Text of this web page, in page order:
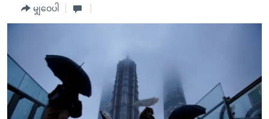
ပင်မ
ညွန်း
အစ္စရေး-ပါလက်စတိုင်း
အင်္ဂလိပ်စာလေ့လာမယ်
မကြေးမုံရဲ့ အင်္ဂလိပ်စာ
ရုပ်ရှင်ထဲက အင်္ဂလိပ်စာ
သုတပဒေသာ အင်္ဂလိပ်စာ
ရေဒီယို
တီဗွီ
ရေဒီယိုနှင့်ရုပ်သံ အချက်အလက်များ
ရေဒီယို/တီဗွီအစီအစဉ်
Learning English
မျှဝေပါ